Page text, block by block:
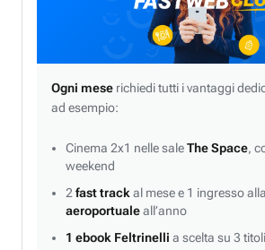
Ogni mese richiedi tutti i vantaggi
ad esempio:
Cinema 2x1 nelle saleThe Space,
weekend
2 fast track al mese e 1 ingresso alla
aeroportualeall’anno
1 ebook Feltrinelli a scelta su 3 titoli